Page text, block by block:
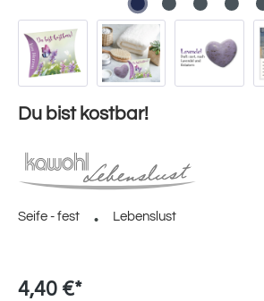
Du bist kostbar!
Seife - fest Lebenslust
4,40 €*